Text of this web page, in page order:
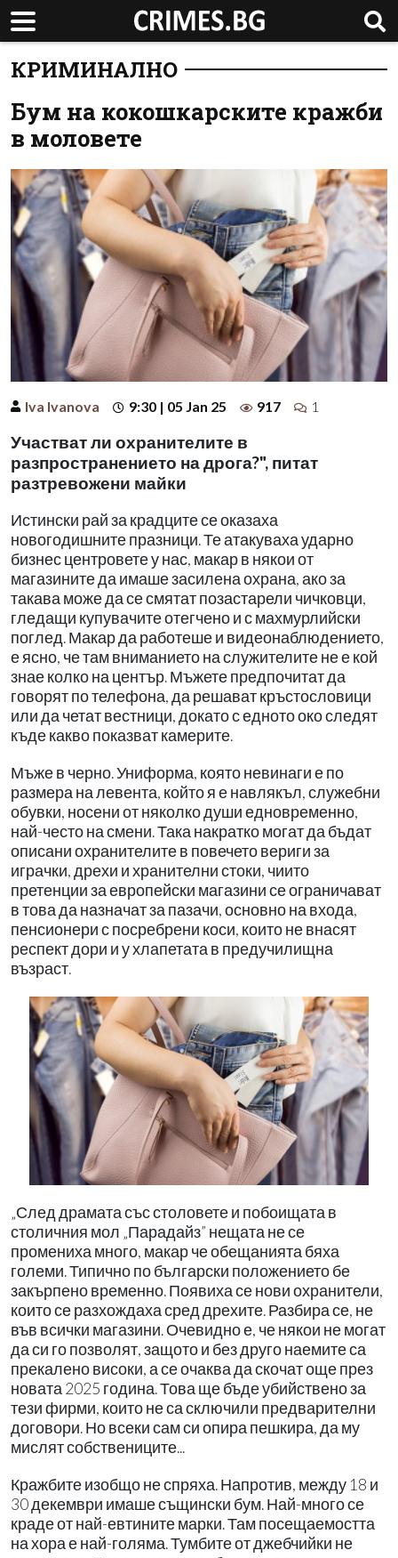
КРИМИНАЛНО
Бум на кокошкарските кражби
в моловете
Iva Ivanova 9:30 | 05 Jan 25 917 1
Участват ли охранителите в
разпространението на дрога?", питат
разтревожени майки
Истински рай за крадците се оказаха
новогодишните празници. Те атакуваха ударно
бизнес центровете у нас, макар в някои от
магазините да имаше засилена охрана, ако за
такава може да се смятат позастарели чичковци,
гледащи купувачите отегчено и с махмурлийски
поглед. Макар да работеше и видеонаблюдението,
е ясно, че там вниманието на служителите не е кой
знае колко на център. Мъжете предпочитат да
говорят по телефона, да решават кръстословици
или да четат вестници, докато с едното око следят
къде какво показват камерите.
Мъже в черно. Униформа, която невинаги е по
размера на левента, който я е навлякъл, служебни
обувки, носени от няколко души едновременно,
най-често на смени. Така накратко могат да бъдат
описани охранителите в повечето вериги за
играчки, дрехи и хранителни стоки, чиито
претенции за европейски магазини се ограничават
в това да назначат за пазачи, основно на входа,
пенсионери с посребрени коси, които не внасят
респект дори и у хлапетата в предучилищна
възраст.
„След драмата със столовете и побоищата в
столичния мол „Парадайз” нещата не се
промениха много, макар че обещанията бяха
големи. Типично по български положението бе
закърпено временно. Появиха се нови охранители,
които се разхождаха сред дрехите. Разбира се, не
във всички магазини. Очевидно е, че някои не могат
да си го позволят, защото и без друго наемите са
прекалено високи, а се очаква да скочат още през
новата 2025 година. Това ще бъде убийствено за
тези фирми, които не са сключили предварителни
договори. Но всеки сам си опира пешкира, да му
мислят собствениците...
Кражбите изобщо не спряха. Напротив, между 18 и
30 декември имаше същински бум. Най-много се
краде от най-евтините марки. Там посещаемостта
на хора е най-голяма. Тумбите от джебчийки не